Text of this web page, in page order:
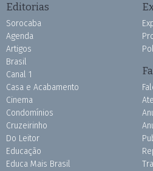
Editorias
Sorocaba
Agenda
Artigos
Brasil
Canal 1
Casa e Acabamento
Cinema
Condomínios
Cruzeirinho
Do Leitor
Educação
Educa Mais Brasil